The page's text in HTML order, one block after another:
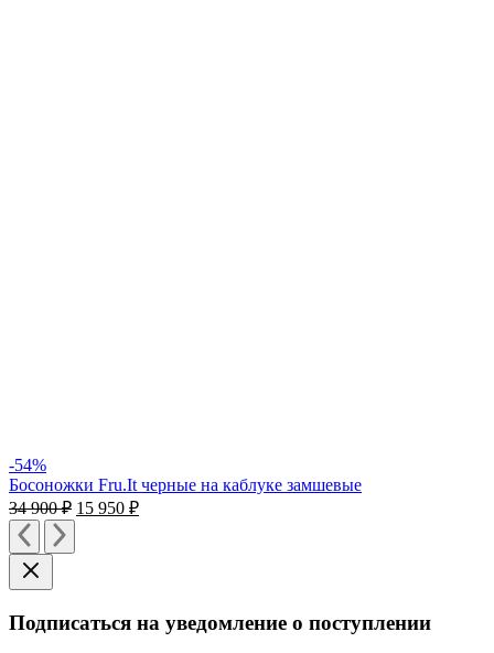
-54%
Босоножки Fru.It черные на каблуке замшевые
34 900₽ 15 950 ₽
Подписаться на уведомление о поступлении